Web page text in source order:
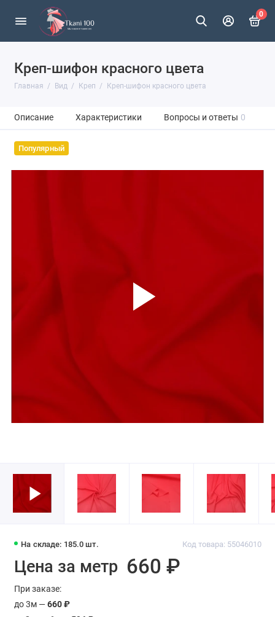
0
Креп-шифон красного цвета
Главная Вид Креп Креп-шифон красного цвета
Описание Характеристики Вопросы и ответы 0
Популярный
На складе: 185.0 шт. Код товара: 55046010
Цена за метр 660 ₽
При заказе:
до 3м —660 ₽